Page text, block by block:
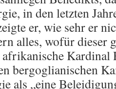
in den letzten
er, wie sehr er
alles, wofür dieser
Kardinal
bergoglianischen
als „eine